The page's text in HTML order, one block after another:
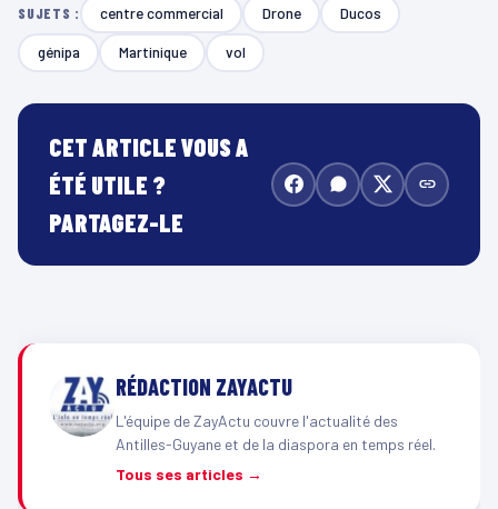
SUJETS : centre commercial Drone Ducos
génipa Martinique vol
CET ARTICLE VOUS A
ÉTÉ UTILE ?
PARTAGEZ-LE
RÉDACTION ZAYACTU
L'équipe de ZayActu couvre l'actualité des
Antilles-Guyane et de la diaspora en temps réel.
Tous ses articles →